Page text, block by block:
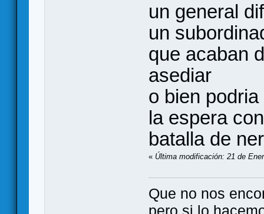
un general
un
que acaban
asediar
o bien
la espera
batalla de
« Última modificación: 21 de
Que no nos
pero si lo